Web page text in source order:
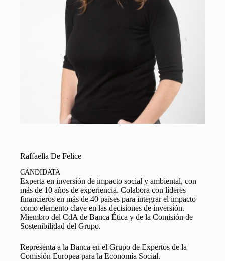
Raffaella De Felice
CANDIDATA
Experta en inversión de impacto social y ambiental, con
más de 10 años de experiencia. Colabora con líderes
financieros en más de 40 países para integrar el impacto
como elemento clave en las decisiones de inversión.
Miembro del CdA de Banca Ética y de la Comisión de
Sostenibilidad del Grupo.
Representa a la Banca en el Grupo de Expertos de la
Comisión Europea para la Economía Social.